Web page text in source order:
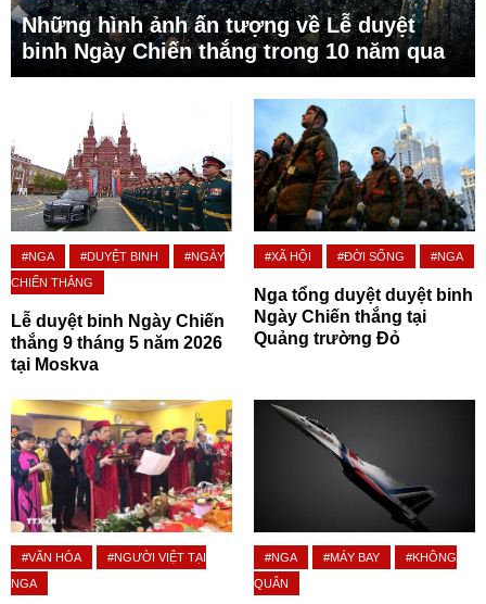
Những hình ảnh ấn tượng về Lễ duyệt
binh Ngày Chiến thắng trong 10 năm qua
#NGA #DUYỆT BINH
#NGÀY
CHIẾN THẮNG
Lễ duyệt binh Ngày Chiến
thắng 9 tháng 5 năm 2026
tại Moskva
#XÃ HỘI #ĐỜI SỐNG #NGA
Nga tổng duyệt duyệt binh
Ngày Chiến thắng tại
Quảng trường Đỏ
#VĂN HÓA
#NGƯỜI VIỆT TẠI
NGA
#NGA #MÁY BAY
#KHÔNG
QUÂN